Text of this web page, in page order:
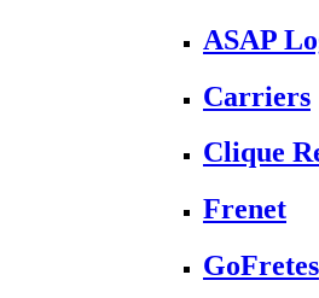
ASAP
Carriers
Clique
Frenet
GoFretes